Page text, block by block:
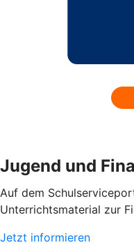
Jugend und
Auf dem
Unterrichtsmaterial zur
Jetzt informieren